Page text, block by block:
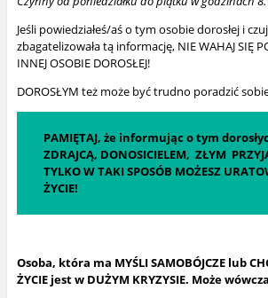
Jeśli powiedziałeś/aś o tym osobie dorosłej i
zbagatelizowała tą informację, NIE WAHAJ SIĘ
INNEJ OSOBIE DOROSŁEJ!
DOROSŁYM też może być trudno poradzić
PAMIĘTAJ, że informując o tym
ZDRAJCĄ, DONOSICIELEM, ZŁYM
TYLKO W TAKI SPOSÓB MOŻESZ
ŻYCIE!
Osoba, która ma MYŚLI SAMOBÓJCZE lub
ŻYCIE jest w DUŻYM KRYZYSIE. Może